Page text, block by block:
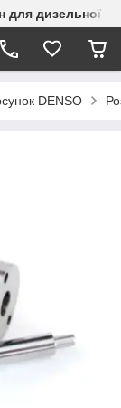
для дизельної
DENSO